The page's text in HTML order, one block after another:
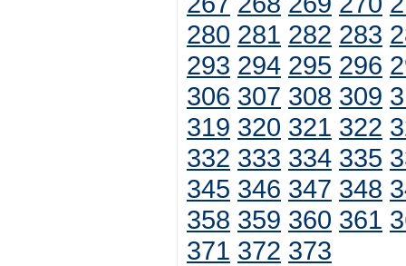
280 281 282 283
293 294 295 296
306 307 308 309
319 320 321 322
332 333 334 335
345 346 347 348
358 359 360 361
371 372 373